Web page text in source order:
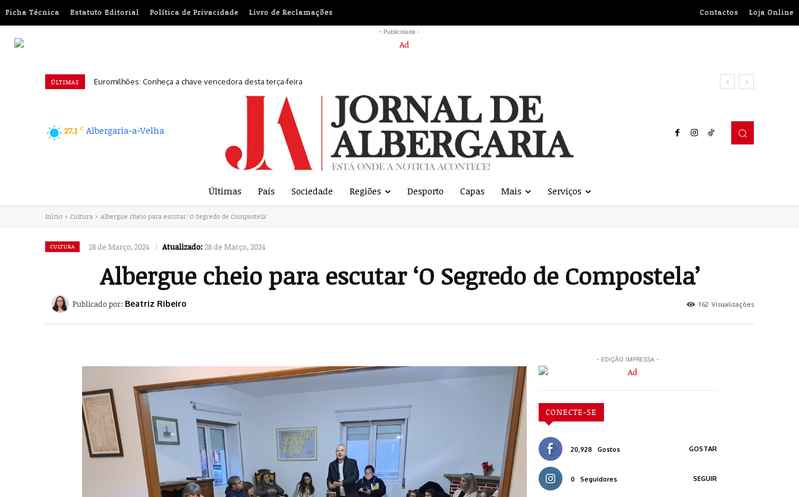
Contactos Loja Online
Ficha Técnica Estatuto Editorial Política de Privacidade Livro de Reclamações
- Publicidade -
ÚLTIMAS Euromilhões: Conheça a chave vencedora desta terça-feira
‘A Viagem da Íris’ chega às escolas para reforçar a prevenção da violência
27.1 C Albergaria-a-Velha
Últimas País Sociedade Regiões Desporto Capas Mais Serviços
Início Cultura Albergue cheio para escutar ‘O Segredo de Compostela’
CULTURA 28 de Março, 2024 Atualizado:28 de Março, 2024
Albergue cheio para escutar ‘O Segredo de Compostela’
162 Visualizações
Publicado por: Beatriz Ribeiro
- EDIÇÃO IMPRESSA -
CONECTE-SE
20,928 Gostos GOSTAR
0 Seguidores SEGUIR